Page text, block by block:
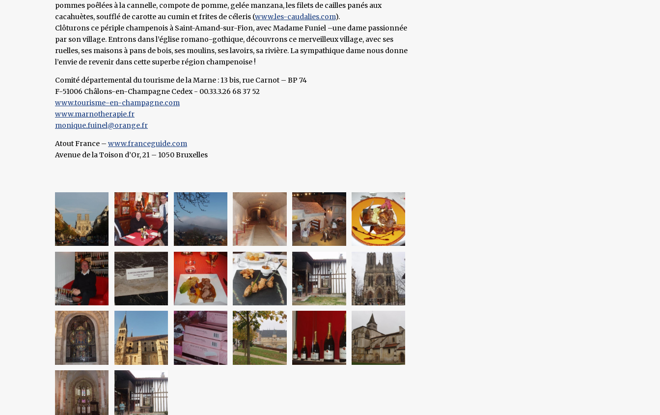
pommes poêlées à la cannelle, compote de pomme, gelée manzana, les filets de cailles panés aux
cacahuètes, soufflé de carotte au cumin et frites de céleris (www.les-caudalies.com).
Clôturons ce périple champenois à Saint-Amand-sur-Fion, avec Madame Funiel –une dame passionnée
par son village. Entrons dans l’église romano-gothique, découvrons ce merveilleux village, avec ses
ruelles, ses maisons à pans de bois, ses moulins, ses lavoirs, sa rivière. La sympathique dame nous donne
l’envie de revenir dans cette superbe région champenoise !
Comité départemental du tourisme de la Marne : 13 bis, rue Carnot – BP 74
F-51006 Châlons-en-Champagne Cedex - 00.33.3.26 68 37 52
www.tourisme-en-champagne.com
www.marnotherapie.fr
monique.fuinel@orange.fr
Atout France – www.franceguide.com
Avenue de la Toison d’Or, 21 – 1050 Bruxelles